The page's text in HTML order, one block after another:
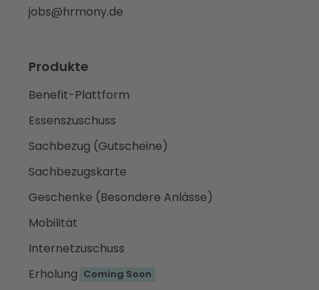
jobs@hrmony.de
Produkte
Benefit-Plattform
Essenszuschuss
Sachbezug (Gutscheine)
Sachbezugskarte
Geschenke (Besondere Anlässe)
Mobilität
Internetzuschuss
Erholung Coming Soon